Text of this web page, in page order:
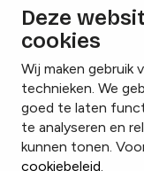
Deze
cookies
Wij maken gebruik
technieken. We
goed te laten
te analyseren en
kunnen tonen.
cookiebeleid.
Lees
InstagramFacebook